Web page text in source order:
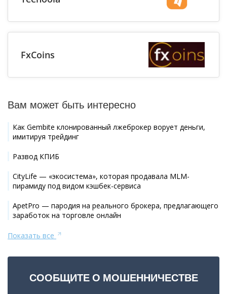
FxCoins
Вам может быть интересно
Как Gembite клонированный лжеброкер ворует деньги,
имитируя трейдинг
Развод КПИБ
CityLife — «экосистема», которая продавала MLM-
пирамиду под видом кэшбек-сервиса
ApetPro — пародия на реального брокера, предлагающего
заработок на торговле онлайн
Показать все
СООБЩИТЕ О МОШЕННИЧЕСТВЕ